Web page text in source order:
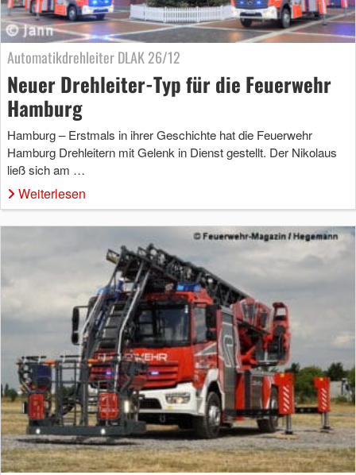
Automatikdrehleiter DLAK 26/12
Neuer Drehleiter-Typ für die Feuerwehr
Hamburg
Hamburg – Erstmals in ihrer Geschichte hat die Feuerwehr
Hamburg Drehleitern mit Gelenk in Dienst gestellt. Der Nikolaus
ließ sich am …
Weiterlesen